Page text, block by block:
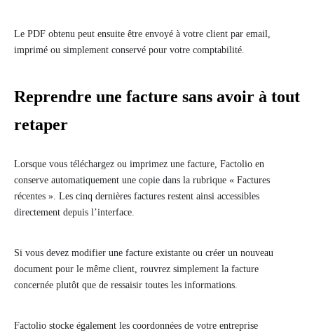
Le PDF obtenu peut ensuite être envoyé à votre client par email,
imprimé ou simplement conservé pour votre comptabilité.
Reprendre une facture sans avoir à tout
retaper
Lorsque vous téléchargez ou imprimez une facture, Factolio en
conserve automatiquement une copie dans la rubrique « Factures
récentes ». Les cinq dernières factures restent ainsi accessibles
directement depuis l’interface.
Si vous devez modifier une facture existante ou créer un nouveau
document pour le même client, rouvrez simplement la facture
concernée plutôt que de ressaisir toutes les informations.
Factolio stocke également les coordonnées de votre entreprise